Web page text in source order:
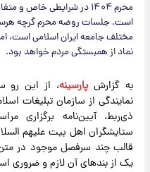
محرم ۱۴۰۴ در شرایطی
است. جلسات روضه محرم گرچه
مختلف جامعه ایران اسلامی است،
نماد از همبستگی مردم خواهد بود.
به گزارشپارسینه، از این رو
نمایندگی از سازمان تبلیغات
ذی‌ربط، آیین‌نامه برگزاری
ستایشگران اهل بیت علیهم
قالب چند سرفصل موجود در
یک از بندهای آن لازم و ضروری